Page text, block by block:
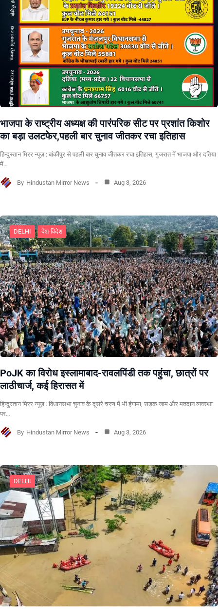
भाजपा के राष्ट्रीय अध्यक्ष की पारंपरिक सीट पर प्रशांत किशोर
का बड़ा उलटफेर,पहली बार चुनाव जीतकर रचा इतिहास
हिन्दुस्तान मिरर न्यूज़ : बांकीपुर से पहली बार चुनाव जीतकर रचा इतिहास, गुजरात में भाजपा और दतिया
में…
By Hindustan Mirror News Aug 3, 2026
DELHI देश-विदेश
PoJK का विरोध इस्लामाबाद-रावलपिंडी तक पहुंचा, छात्रों पर
लाठीचार्ज, कई हिरासत में
हिन्दुस्तान मिरर न्यूज़ : विधानसभा चुनाव के दूसरे चरण में भी हंगामा, सड़क जाम और मतदान व्यवस्था
पर…
By Hindustan Mirror News Aug 3, 2026
DELHI